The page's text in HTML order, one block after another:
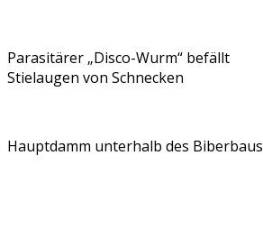
Parasitärer „Disco-Wurm“ befällt
Stielaugen von Schnecken
Hauptdamm unterhalb des Biberbaus